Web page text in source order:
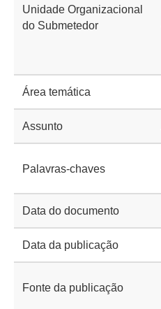
Unidade Organizacional
do Submetedor
Área temática
Assunto
Palavras-chaves
Data do documento
Data da publicação
Fonte da publicação